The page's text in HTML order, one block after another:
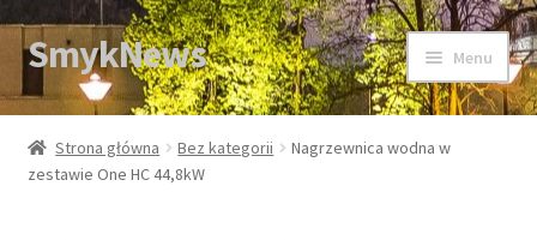
Przejdź
do
nawigacji
Przejdź
do
treści
SmykNews Menu
Strona główna
Strona główna Bez kategorii
Nagrzewnica wodna w
zestawie One HC 44,8kW